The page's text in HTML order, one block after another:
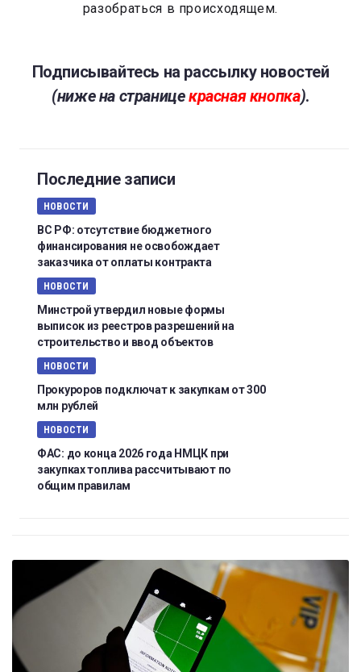
разобраться в происходящем.
Подписывайтесь на рассылку новостей
(ниже на страницекрасная кнопка).
Последние записи
НОВОСТИ
ВС РФ: отсутствие бюджетного
финансирования не освобождает
заказчика от оплаты контракта
НОВОСТИ
Минстрой утвердил новые формы
выписок из реестров разрешений на
строительство и ввод объектов
НОВОСТИ
Прокуроров подключат к закупкам от 300
млн рублей
НОВОСТИ
ФАС: до конца 2026 года НМЦК при
закупках топлива рассчитывают по
общим правилам